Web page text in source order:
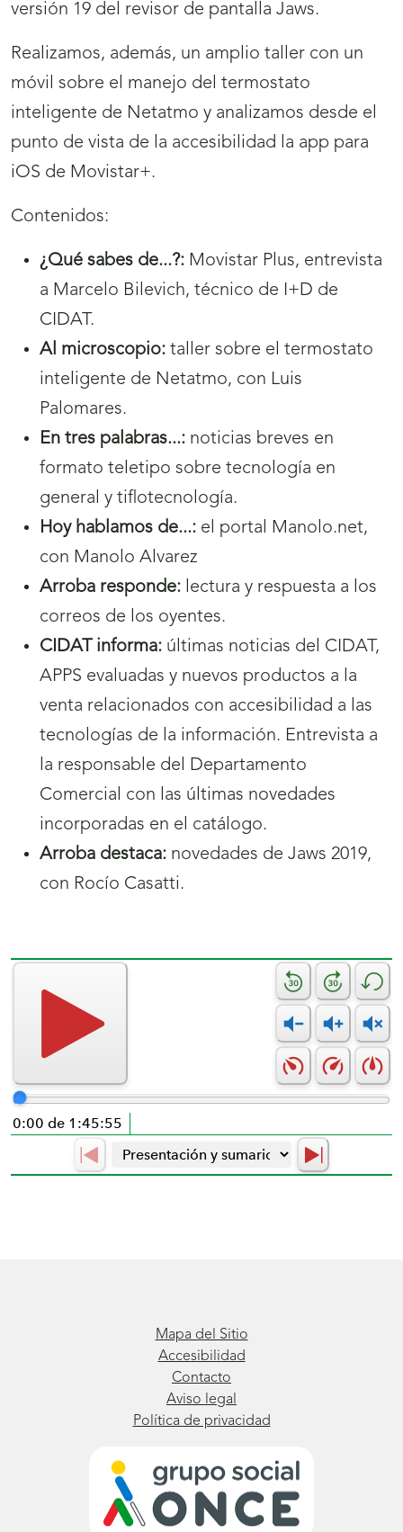
versión 19 del revisor de pantalla Jaws.
Realizamos, además, un amplio taller con un
móvil sobre el manejo del termostato
inteligente de Netatmo y analizamos desde el
punto de vista de la accesibilidad la app para
iOS de Movistar+.
Contenidos:
¿Qué sabes de...?: Movistar Plus, entrevista
a Marcelo Bilevich, técnico de I+D de
CIDAT.
Al microscopio: taller sobre el termostato
inteligente de Netatmo, con Luis
Palomares.
En tres palabras...: noticias breves en
formato teletipo sobre tecnología en
general y tiflotecnología.
Hoy hablamos de...: el portal Manolo.net,
con Manolo Alvarez
Arroba responde: lectura y respuesta a los
correos de los oyentes.
CIDAT informa: últimas noticias del CIDAT,
APPS evaluadas y nuevos productos a la
venta relacionados con accesibilidad a las
tecnologías de la información. Entrevista a
la responsable del Departamento
Comercial con las últimas novedades
incorporadas en el catálogo.
Arroba destaca: novedades de Jaws 2019,
con Rocío Casatti.
Mapa del Sitio
Accesibilidad
Contacto
Aviso legal
Política de privacidad